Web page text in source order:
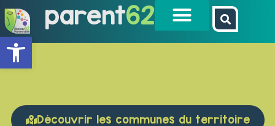
Ouvrir la barre d’outils
parent62
Découvrir les communes du territoire